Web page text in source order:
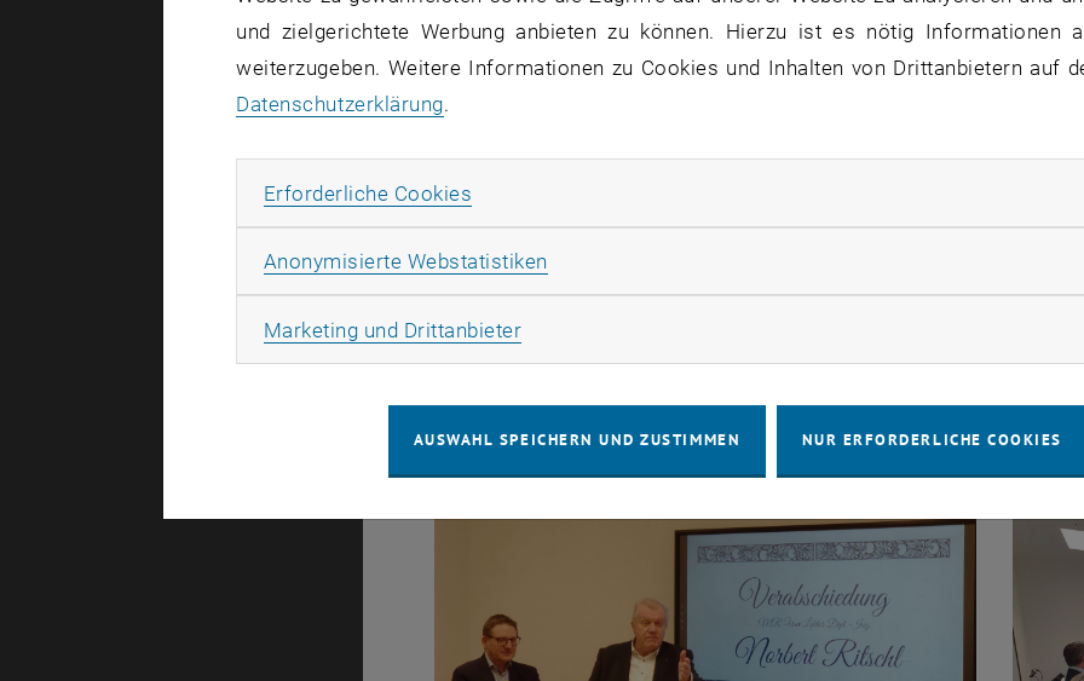
und zielgerichtete Werbung anbieten zu können. Hierzu ist es nötig Informationen
weiterzugeben. Weitere Informationen zu Cookies und Inhalten von Drittanbietern auf
Datenschutzerklärung.
Erforderliche Cookies
Anonymisierte Webstatistiken
Marketing und DrittanbieterMarketing Cookies zulassen
AUSWAHL SPEICHERN UND ZUSTIMMEN NUR ERFORDERLICHE COOKIES